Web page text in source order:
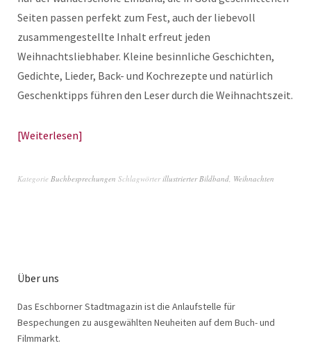
Seiten passen perfekt zum Fest, auch der liebevoll
zusammengestellte Inhalt erfreut jeden
Weihnachtsliebhaber. Kleine besinnliche Geschichten,
Gedichte, Lieder, Back- und Kochrezepte und natürlich
Geschenktipps führen den Leser durch die Weihnachtszeit.
Weiterlesen
Kategorie Buchbesprechungen Schlagwörterillustrierter Bildband, Weihnachten
Über uns
Das Eschborner Stadtmagazin ist die Anlaufstelle für
Bespechungen zu ausgewählten Neuheiten auf dem Buch- und
Filmmarkt.